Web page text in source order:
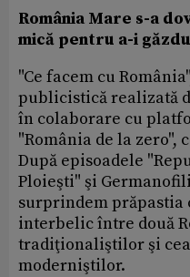
România Mare s-a
mică pentru a-i
"Ce facem cu
publicistică realizată
în colaborare cu
"România de la zero",
După episoadele
Ploieşti" şi
surprindem prăpastia
interbelic între două
tradiţionaliştilor şi
moderniştilor.